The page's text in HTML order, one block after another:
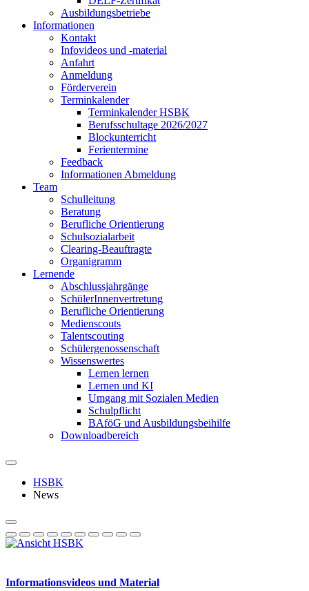
Ausbildungsbetriebe
Informationen
Kontakt
Infovideos und -material
Anfahrt
Anmeldung
Förderverein
Terminkalender
Terminkalender HSBK
Berufsschultage 2026/2027
Blockunterricht
Ferientermine
Feedback
Informationen Abmeldung
Team
Schulleitung
Beratung
Berufliche Orientierung
Schulsozialarbeit
Clearing-Beauftragte
Organigramm
Lernende
Abschlussjahrgänge
SchülerInnenvertretung
Berufliche Orientierung
Medienscouts
Talentscouting
Schüler­genossen­schaft
Wissenswertes
Lernen lernen
Lernen und KI
Umgang mit Sozialen Medien
Schulpflicht
BAföG und Ausbildungsbeihilfe
Downloadbereich
HSBK
News
Informationsvideos und Material